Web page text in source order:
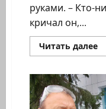
руками. – Кто-
кричал он,...
Читать далее
Д
О
Р